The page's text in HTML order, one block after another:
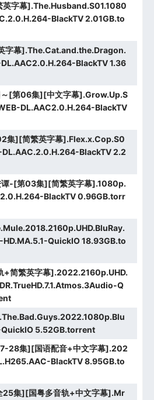
英字幕].The.Husband.S01.1080
BlackTV 2.01GB.to
字幕].The.Cat.and.the.Dragon.
BlackTV 1.36
～[第06集][中文字幕].Grow.Up.S
DL.AAC2.0.H.264-BlackTV
集][简繁英字幕].Flex.x.Cop.S0
BlackTV 2.2
谭-[第03集][简繁英字幕].1080p.
BlackTV 0.96GB.torr
QuickIO 18.93GB.to
+简繁英字幕].2022.2160p.UHD.
Q
5.52GB.torrent
28集][国语配音+中文字幕].202
BlackTV 8.95GB.to
25集][国粤多音轨+中文字幕].Mr